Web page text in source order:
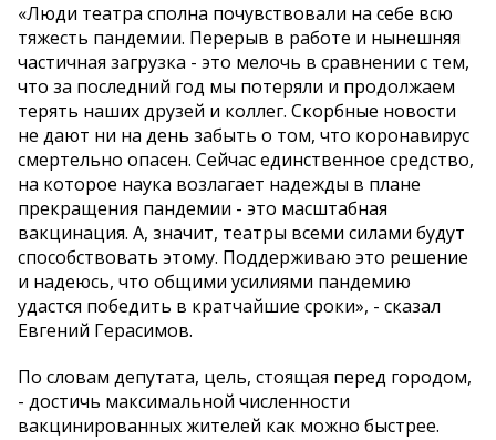
«Люди театра сполна почувствовали на себе всю
тяжесть пандемии. Перерыв в работе и нынешняя
частичная загрузка - это мелочь в сравнении с тем,
что за последний год мы потеряли и продолжаем
терять наших друзей и коллег. Скорбные новости
не дают ни на день забыть о том, что коронавирус
смертельно опасен. Сейчас единственное средство,
на которое наука возлагает надежды в плане
прекращения пандемии - это масштабная
вакцинация. А, значит, театры всеми силами будут
способствовать этому. Поддерживаю это решение
и надеюсь, что общими усилиями пандемию
удастся победить в кратчайшие сроки», - сказал
Евгений Герасимов.
По словам депутата, цель, стоящая перед городом,
- достичь максимальной численности
вакцинированных жителей как можно быстрее.